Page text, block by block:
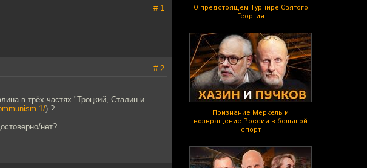
О предстоящем Турнире Святого
Георгия
Признание Меркель и
возвращение России в большой
спорт
# 1
# 2
в трёх частях "Троцкий, Сталин и
1/) ?
нет?